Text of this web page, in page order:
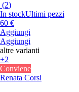
(2)
In stockUltimi pezzi
60 €
Aggiungi
Aggiungi
altre varianti
+2
Conviene
Renata Corsi